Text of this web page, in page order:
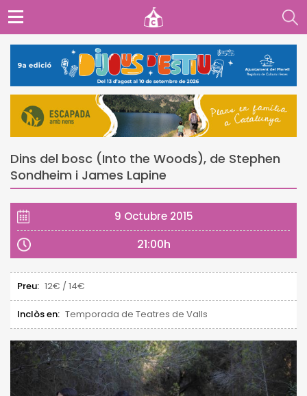
Dins del bosc (Into the Woods), de Stephen
Sondheim i James Lapine
9 Octubre 2015
21:00h
Preu: 12€ / 14€
Inclòs en: Temporada de Teatres de Valls